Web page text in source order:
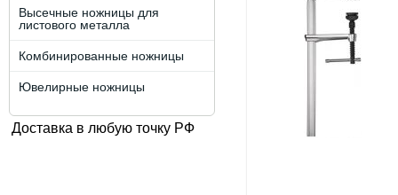
Высечные ножницы для
листового металла
Комбинированные ножницы
Ювелирные ножницы
Доставка в любую точку РФ